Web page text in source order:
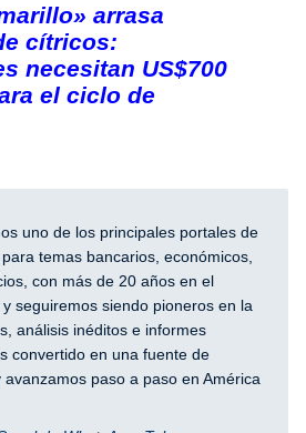
arrasa
cítricos:
necesitan US$700
el ciclo de
uno de los principales portales de
temas bancarios, económicos,
con más de 20 años en el
seguiremos siendo pioneros en la
análisis inéditos e informes
convertido en una fuente de
paso a paso en América